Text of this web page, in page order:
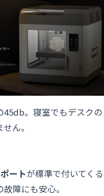
45db。寝室でもデスクの
ん。
ートが標準で付いてくる
障にも安心。